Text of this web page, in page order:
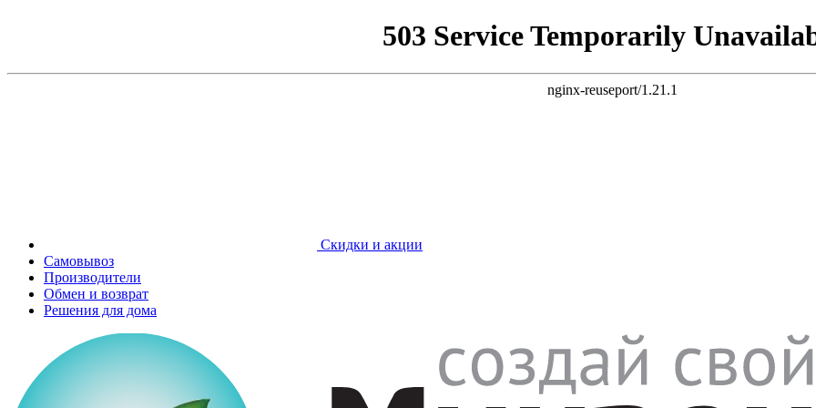
503 Service Temporarily
nginx-reuseport/1.21.1
Скидки и акции
Самовывоз
Производители
Обмен и возврат
Решения для дома